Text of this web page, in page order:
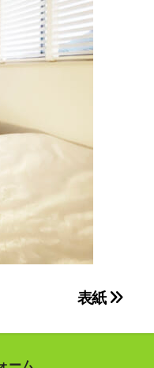
表紙
ーム